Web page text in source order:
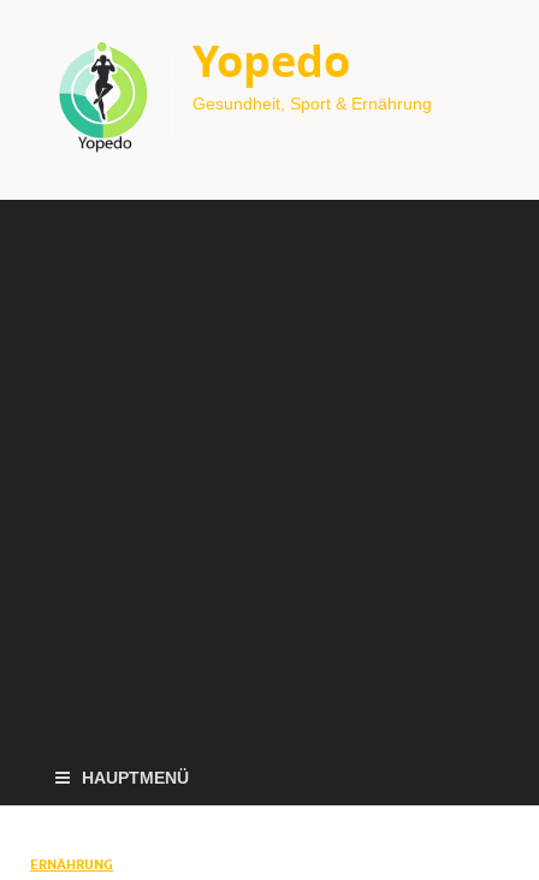
Yopedo
Gesundheit, Sport & Ernährung
HAUPTMENÜ
ERNÄHRUNG